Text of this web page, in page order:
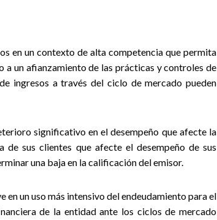
en un contexto de alta competencia que permita
a un afianzamiento de las prácticas y controles de
ingresos a través del ciclo de mercado pueden
significativo en el desempeño que afecte la
sus clientes que afecte el desempeño de sus
una baja en la calificación del emisor.
un uso más intensivo del endeudamiento para el
de la entidad ante los ciclos de mercado